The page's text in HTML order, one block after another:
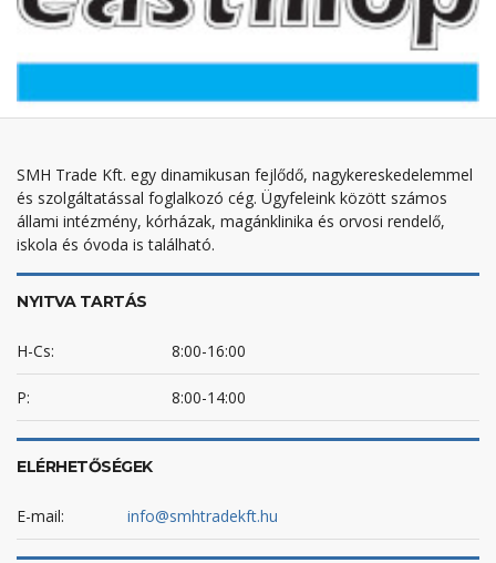
SMH Trade Kft. egy dinamikusan fejlődő, nagykereskedelemmel
és szolgáltatással foglalkozó cég. Ügyfeleink között számos
állami intézmény, kórházak, magánklinika és orvosi rendelő,
iskola és óvoda is található.
NYITVA TARTÁS
H-Cs: 8:00-16:00
P: 8:00-14:00
ELÉRHETŐSÉGEK
E-mail: info@smhtradekft.hu